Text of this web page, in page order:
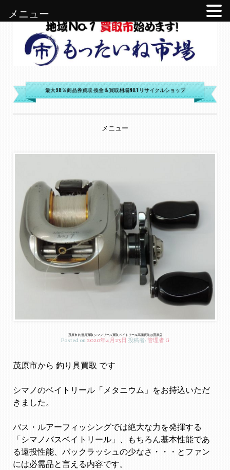
もったいね市場
最大98％商品券買取 換金＆買取相場NO.1 リサイクルショップ
メニュー
コンテンツへ移動
茂原市 釣道具買取 シマノリール買取 ベイトリール高価買取は茂原店
Posted on2020年4月23日 投稿者:管理者 G
茂原市から 釣り具買取 です
シマノのベイトリール「メタニウム」をお持込いただ
きました。
バス・ルアーフィッシングでは絶大な力を発揮する
「シマノバスベイトリール」、もちろん基本性能であ
る遠投性能、バックラッシュの少なさ・・・とファン
には必需品と言える内容です。
メニュー